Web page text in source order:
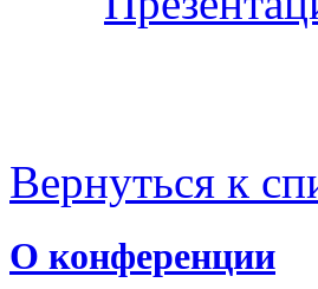
Вернуться к
О конференции